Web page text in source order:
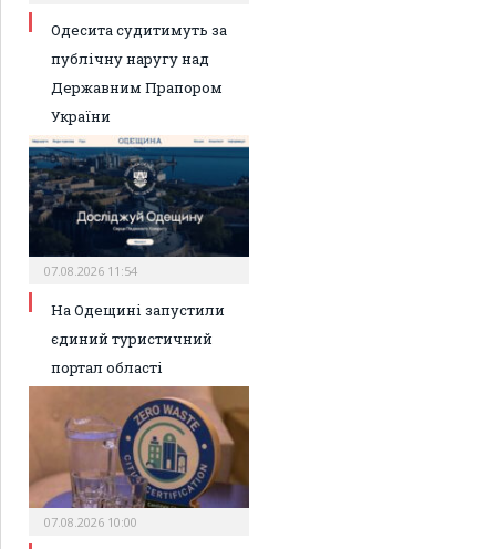
Одесита судитимуть за
публічну наругу над
Державним Прапором
України
07.08.2026 11:54
На Одещині запустили
єдиний туристичний
портал області
07.08.2026 10:00